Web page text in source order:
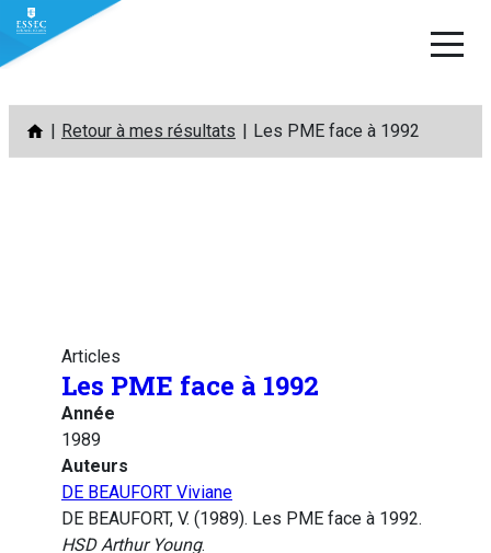
Aller
contenu
Retour à mes résultats Les PME face à 1992
Articles
Les PME face à 1992
Année
1989
Auteurs
DE BEAUFORT Viviane
DE BEAUFORT, V. (1989). Les PME face à 1992.
HSD Arthur Young.